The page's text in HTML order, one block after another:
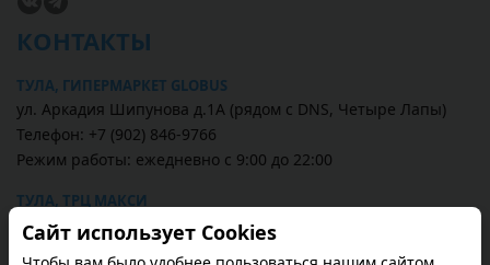
КОНТАКТЫ
ТУЛА, ГИПЕРМАРКЕТ GLOBUS
ул. Аркадия Шипунова д.1А (рядом с DNS, Четыре Лапы)
Телефон: +7 (902) 846-9766
Режим работы: ежедневно с 9:00 до 22:00
ТУЛА, ТРЦ МАКСИ
ул. Пролетарская, д. 2 (1 этаж, рядом магазин Перекрёсток)
Телефон: +7 (4872) 587-567
Сайт использует Cookies